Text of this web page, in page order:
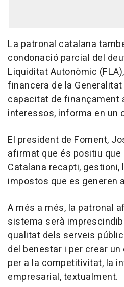
La patronal catalana
condonació parcial del
Liquiditat Autonòmic
financera de la
capacitat de finançament
interessos, informa en un
El president de Foment,
afirmat que és positiu que
Catalana recapti,
impostos que es generen
A més a més, la patronal
sistema serà
qualitat dels serveis
del benestar i per crear
per a la competitivitat, la
empresarial, textualment.